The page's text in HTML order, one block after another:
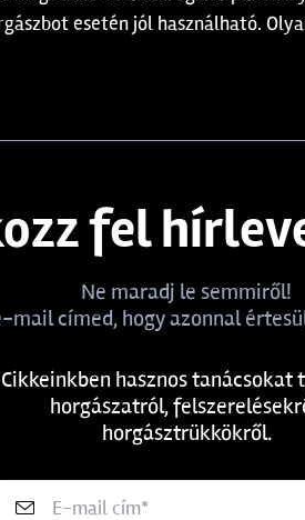
esetén jól használható.
fel
Ne maradj le semmiről!
mail címed, hogy azonnal
Cikkeinkben hasznos tanácsokat
horgászatról,
horgásztrükkökről.